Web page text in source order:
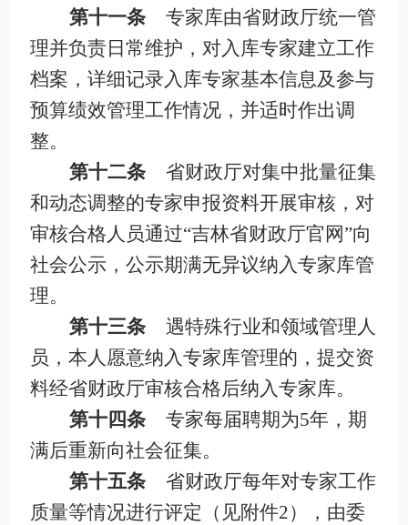
第十一条
专家库由省财政厅统一管
理并负责日常维护，对入库专家建立工作
档案，详细记录入库专家基本信息及参与
预算绩效管理工作情况，并适时作出调
整。
第十二条
省财政厅对集中批量征集
和动态调整的专家申报资料开展审核，对
审核合格人员通过“吉林省财政厅官网”向
社会公示，公示期满无异议纳入专家库管
理。
第十三条
遇特殊行业和领域管理人
员，本人愿意纳入专家库管理的，提交资
料经省财政厅审核合格后纳入专家库。
第十四条
专家每届聘期为5年，期
满后重新向社会征集。
第十五条
省财政厅每年对专家工作
质量等情况进行评定（见附件2），由委